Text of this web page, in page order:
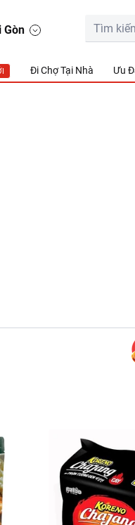
Gòn
Đi Chợ Tại Nhà Ưu